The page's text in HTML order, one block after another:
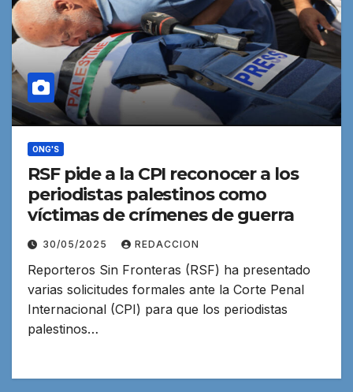
ONG'S
RSF pide a la CPI reconocer a los
periodistas palestinos como
víctimas de crímenes de guerra
30/05/2025 REDACCION
Reporteros Sin Fronteras (RSF) ha presentado
varias solicitudes formales ante la Corte Penal
Internacional (CPI) para que los periodistas
palestinos…